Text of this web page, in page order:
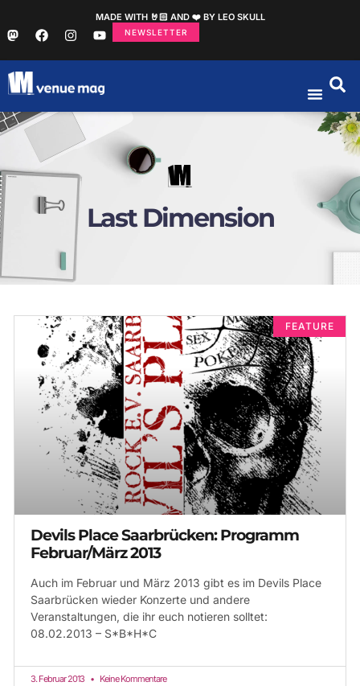
MADE WITH 🤘🏻 AND ❤️ BY LEO SKULL
NEWSLETTER
Last Dimension
FEATURE
Devils Place Saarbrücken: Programm
Februar/März 2013
Auch im Februar und März 2013 gibt es im Devils Place
Saarbrücken wieder Konzerte und andere
Veranstaltungen, die ihr euch notieren solltet:
08.02.2013 – S*B*H*C
3. Februar 2013 Keine Kommentare